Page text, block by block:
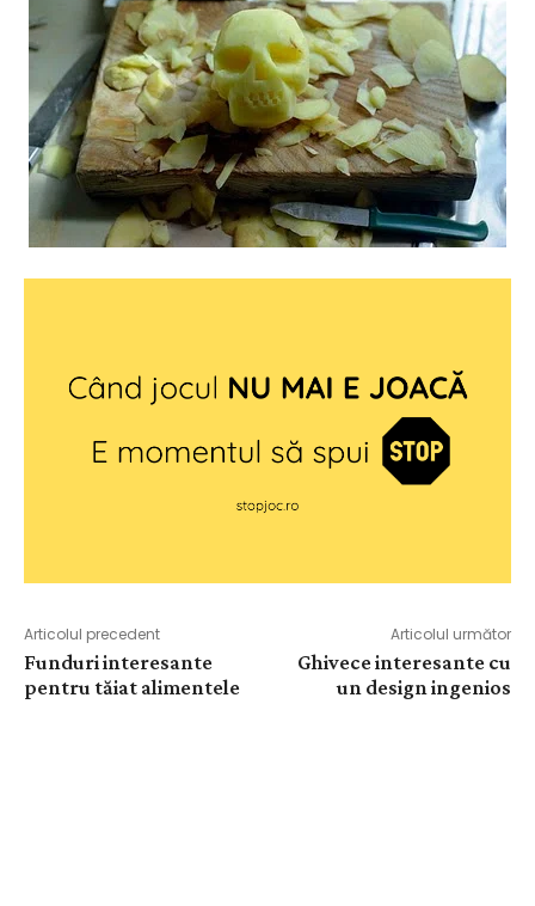
Articolul precedent
Funduri interesante
pentru tăiat alimentele
Articolul următor
Ghivece interesante cu
un design ingenios